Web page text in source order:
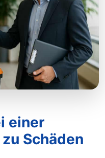
einer
Schäden